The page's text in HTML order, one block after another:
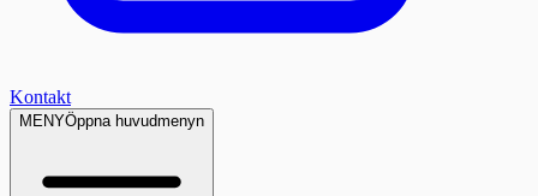
Kontakt
MENYÖppna huvudmenyn